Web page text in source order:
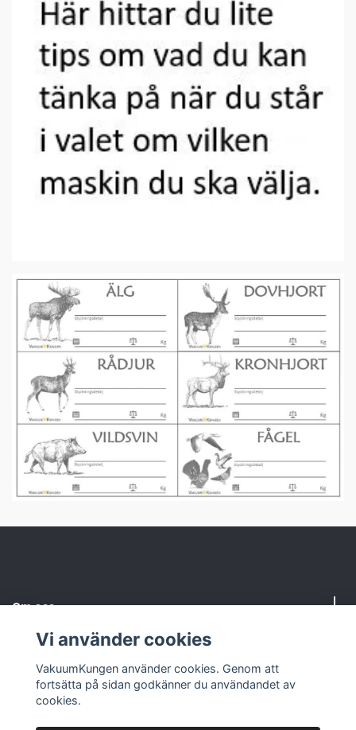
Om oss
Kundtjänst
Sociale medier
Vi använder cookies
VakuumKungen använder cookies. Genom att
fortsätta på sidan godkänner du användandet av
cookies.